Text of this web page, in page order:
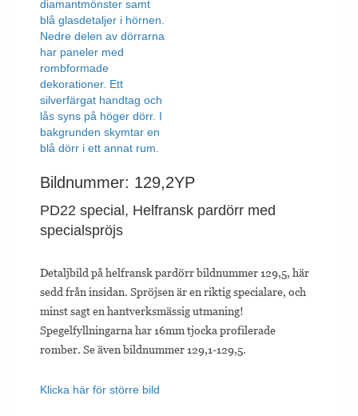
Bildnummer: 129,2YP
PD22 special, Helfransk pardörr med
specialspröjs
Detaljbild på helfransk pardörr bildnummer 129,5, här
sedd från insidan. Spröjsen är en riktig specialare, och
minst sagt en hantverksmässig utmaning!
Spegelfyllningarna har 16mm tjocka profilerade
romber. Se även bildnummer 129,1-129,5.
Klicka här för större bild